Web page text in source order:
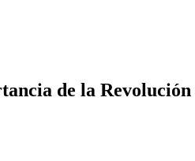
de la Revolución